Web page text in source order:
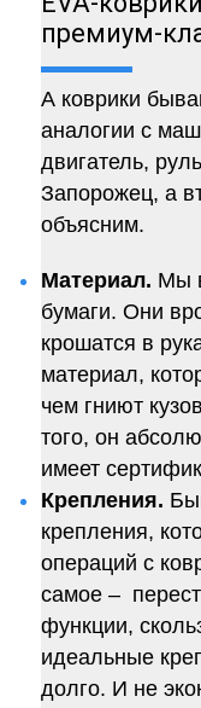
премиум-
А коврики
аналогии с
двигатель,
Запорожец, а
объясним.
Материал. Мы
бумаги. Они
крошатся в
материал,
чем гниют
того, он
имеет
Крепления.
крепления,
операций с
самое –
функции,
идеальные
долго. И не